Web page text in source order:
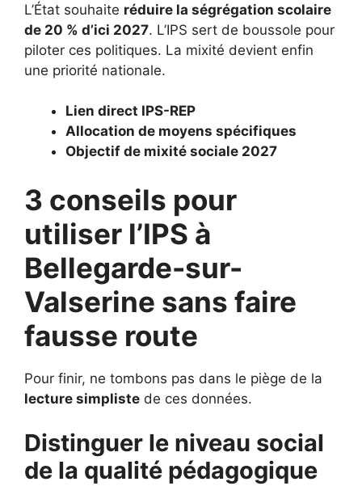
L’État souhaite réduire la ségrégation scolaire
de 20 % d’ici 2027. L’IPS sert de boussole pour
piloter ces politiques. La mixité devient enfin
une priorité nationale.
Lien direct IPS-REP
Allocation de moyens spécifiques
Objectif de mixité sociale 2027
3 conseils pour
utiliser l’IPS à
Bellegarde-sur-
Valserine sans faire
fausse route
Pour finir, ne tombons pas dans le piège de la
lecture simpliste de ces données.
Distinguer le niveau social
de la qualité pédagogique